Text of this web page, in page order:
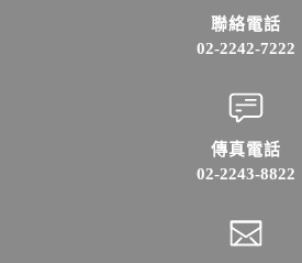
聯絡電話
02-2242-7222
傳真電話
02-2243-8822